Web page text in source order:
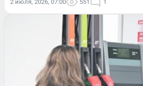
2 июля, 2026, 07:00 551 1